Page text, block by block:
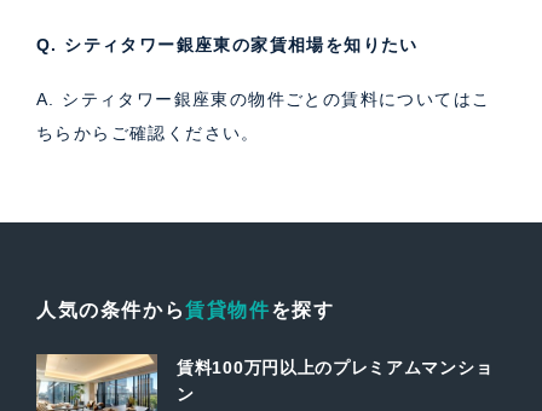
Q. シティタワー銀座東の家賃相場を知りたい
A. シティタワー銀座東の物件ごとの賃料については こ
ちら からご確認ください。
人気の条件から賃貸物件を探す
賃料100万円以上のプレミアムマンショ
ン